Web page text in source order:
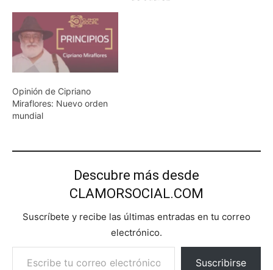
Opinión de Cipriano
Miraflores: Nuevo orden
mundial
Descubre más desde
CLAMORSOCIAL.COM
Suscríbete y recibe las últimas entradas en tu correo
electrónico.
Escribe tu correo electrónico…
Suscribirse